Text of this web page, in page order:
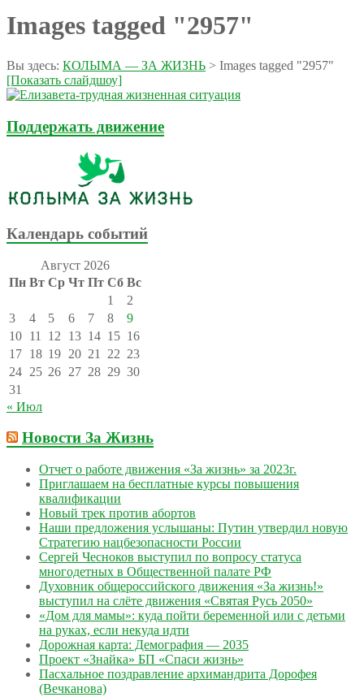
Images tagged "2957"
Вы здесь: КОЛЫМА — ЗА ЖИЗНЬ > Images tagged "2957"
[Показать слайдшоу]
Поддержать движение
Календарь событий
Август 2026
Пн Вт Ср Чт Пт Сб Вс
1
2
3
4 5 6 7 8
9
10 11 12 13 14 15 16
17 18 19 20 21 22 23
24 25 26 27 28 29 30
31
« Июл
Новости За Жизнь
Отчет о работе движения «За жизнь» за 2023г.
Приглашаем на бесплатные курсы повышения
квалификации
Новый трек против абортов
Наши предложения услышаны: Путин утвердил новую
Стратегию нацбезопасности России
Сергей Чесноков выступил по вопросу статуса
многодетных в Общественной палате РФ
Духовник общероссийского движения «За жизнь!»
выступил на слёте движения «Святая Русь 2050»
«Дом для мамы»: куда пойти беременной или с детьми
на руках, если некуда идти
Дорожная карта: Демография — 2035
Проект «Знайка» БП «Спаси жизнь»
Пасхальное поздравление архимандрита Дорофея
(Вечканова)